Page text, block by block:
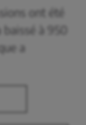
ont été
à 950
a